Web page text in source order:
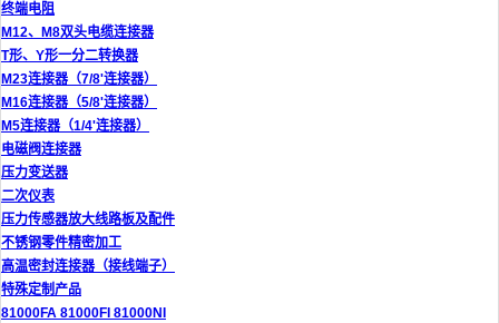
终端电阻
M12、M8双头电缆连接器
T形、Y形一分二转换器
M23连接器（7/8'连接器）
M16连接器（5/8'连接器）
M5连接器（1/4'连接器）
电磁阀连接器
压力变送器
二次仪表
压力传感器放大线路板及配件
不锈钢零件精密加工
高温密封连接器（接线端子）
特殊定制产品
81000FA 81000FI 81000NI